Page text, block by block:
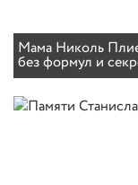
Мама Николь
без формул и